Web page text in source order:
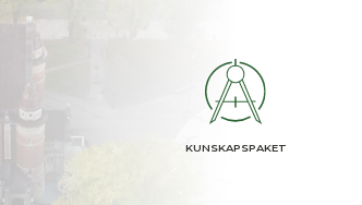
KUNSKAPSPAKET